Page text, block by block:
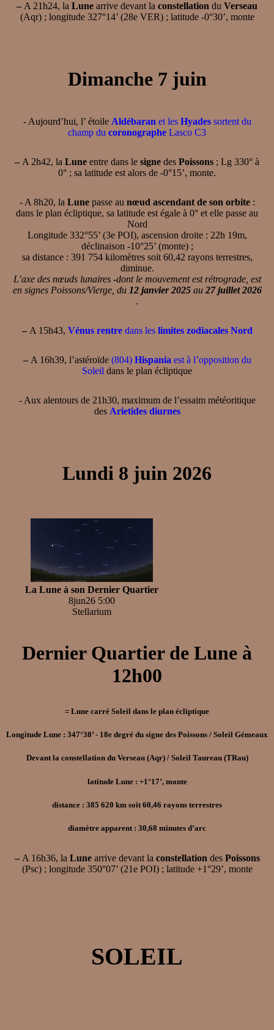
– A 21h24, la Lune arrive devant la constellation du Verseau
(Aqr) ; longitude 327°14’ (28e VER) ; latitude -0°30’, monte
Dimanche 7 juin
- Aujourd’hui, l’ étoile Aldébaran et les Hyadessortent du
champ du coronographe Lasco C3
– A 2h42, la Lune entre dans le signe des Poissons ; Lg 330° à
0° ; sa latitude est alors de -0°15’, monte.
- A 8h20, la Lunepasse au nœud ascendant de son orbite:
dans le plan écliptique, sa latitude est égale à 0° et elle passe au
Nord
Longitude 332°55’ (3e POI), ascension droite : 22h 19m,
déclinaison -10°25’ (monte) ;
sa distance : 391 754 kilomètres soit 60,42 rayons terrestres,
diminue.
L’axe des nœuds lunaires -dont le mouvement est rétrograde, est
en signes Poissons/Vierge, du 12 janvier 2025au 27 juillet 2026
.
–A 15h43, Vénus rentredans les limites zodiacales Nord
–A 16h39, l’astéroïde (804) Hispania est à l’opposition du
Soleil dans le plan écliptique
- Aux alentours de 21h30, maximum de l’essaim météoritique
des Arietides diurnes
Lundi 8 juin 2026
La Lune à son Dernier Quartier
8jun26 5:00
Stellarium
Dernier Quartier de Lune à
12h00
= Lune carré Soleil dans le plan écliptique
Longitude Lune : 347°38’ - 18e degré du signe des Poissons / Soleil Gémeaux
Devant la constellation du Verseau (Aqr) / Soleil Taureau (TRau)
latitude Lune : +1°17’, monte
distance : 385 620 km soit 60,46 rayons terrestres
diamètre apparent : 30,68 minutes d’arc
–A 16h36, la Lunearrive devant la constellation des Poissons
(Psc) ; longitude 350°07’ (21e POI) ; latitude +1°29’, monte
SOLEIL